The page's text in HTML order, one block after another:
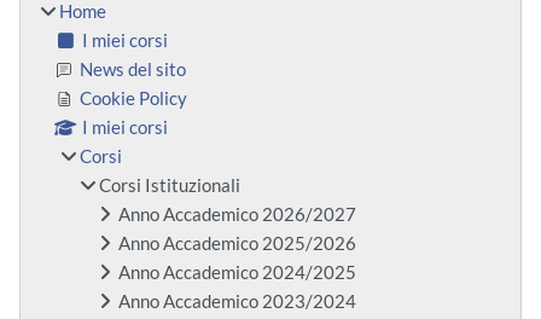
Home
I miei corsi
News del sito
Cookie Policy
I miei corsi
Corsi
Corsi Istituzionali
Anno Accademico 2026/2027
Anno Accademico 2025/2026
Anno Accademico 2024/2025
Anno Accademico 2023/2024